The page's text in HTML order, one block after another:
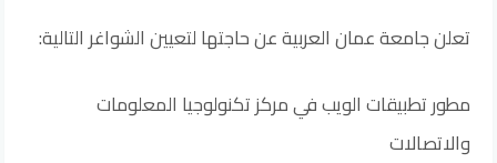
تعلن جامعة عمان العربية عن حاجتها لتعيين الشواغر التالية:
مطور تطبيقات الويب في مركز تكنولوجيا المعلومات
والاتصالات